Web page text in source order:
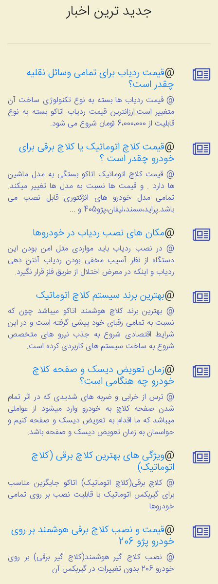
جدید ترین اخبار
@قیمت ردیاب برای تمامی وسائل نقلیه
چقدر است؟
@ قیمت ردیاب ها بسته به نوع تکنولوژی ساخت آن
متغییر است.ارزانترین قیمت ردیاب اتاکو بسته به نوع
قابلیت از 6،000،000 تومان شروع می شود.
@قیمت کلاچ اتوماتیک یا کلاچ برقی برای
خودرو چقدر است ؟
@ قیمت کلاچ اتوماتیک اتاکو بستگی به مدل ماشین
ها دارد . و قیمت ها نسبت به مدل ها تغییر میکند.
تمامی مدل خودرو های انژکتوری قابل نصب می
باشد.پراید،سمند،لیفان،پژو405 و ...
@مکان های نصب ردیاب در خودروها
@ در نصب ردیاب باید مواردی مثل امن بودن این
دستگاه از نظر آسیب مخفی بودن ردیاب آنتن دهی
ردیاب و اینکه در معرض اختلال از طریق فلز قرار نگیرد.
@بهترین برند سیستم کلاچ اتوماتیک
@ بهترین برند کلاچ هوشمند اتاکو میباشد چون که
نسبت به تمامی رقبای خود پیشی گرفته است و در این
شرایط اقتصادی شروع به جذب نیرو های متخصص
شروع به ساخت سیستم های کاربردی کرده است.
@زمان تعویض دیسک و صفحه کلاچ
خودرو چه هنگامی است؟
@ ترس از خرابی و ضربه های شدیدی که در اثر تمام
شدن صفحه کلاچ به خودرو وارد میشود از عواملی
میباشد که ما اقدام به تعویض دیسک و صفحه کنیم و
حواسمان به زمان تعویض دیسک و صفحه باشد.
@ویژگی های بهترین کلاچ برقی (کلاچ
اتوماتیک)
@ کلاچ برقی(کلاچ اتوماتیک) اتاکو جایگزین مناسب
برای گیربکس اتوماتیک با قابلیت نصب بر روی تمامی
خودروها
@قیمت و نصب کلاچ برقی هوشمند بر روی
خودرو پژو 206
@ نصب کلاج گیر هوشمند(کلاج گیر برقی) بر روی
خودرو 206 بدون تغییرات در گیربکس آن